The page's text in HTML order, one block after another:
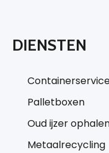
DIENSTEN
Palletboxen
Oud ijzer
Metaalrecycling